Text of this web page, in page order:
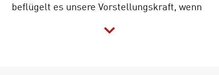
beflügelt es unsere Vorstellungskraft, wenn
gründlich auf den Zahn fühlen.